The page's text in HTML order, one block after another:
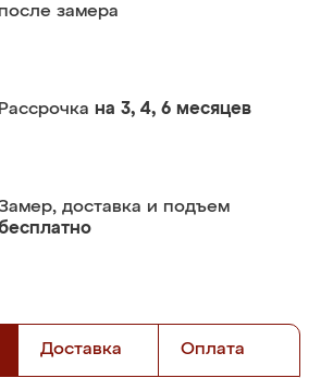
после замера
Рассрочка на 3, 4, 6 месяцев
доставка и подъем
Доставка Оплата